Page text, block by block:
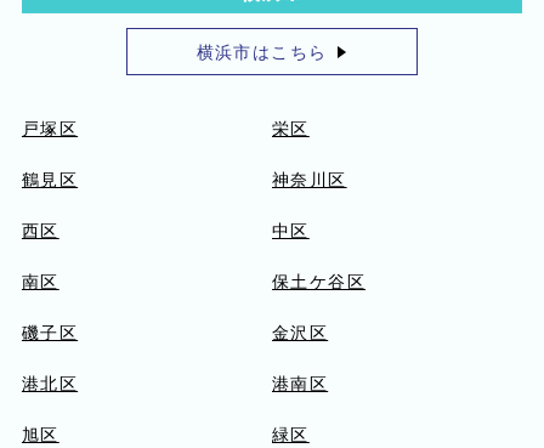
横浜市はこちら
戸塚区 栄区
鶴見区 神奈川区
西区 中区
南区 保土ケ谷区
磯子区 金沢区
港北区 港南区
旭区 緑区